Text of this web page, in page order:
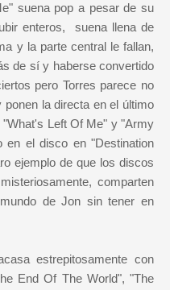
suena pop a pesar de su
enteros, suena llena de
y la parte central le fallan,
de sí y haberse convertido
pero Torres parece no
la directa en el último
"What's Left Of Me" y "Army
en el disco en "Destination
ejemplo de que los discos
comparten
de Jon sin tener en
estrepitosamente con
End Of The World", "The